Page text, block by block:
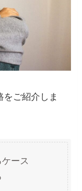
をご紹介しま
ース